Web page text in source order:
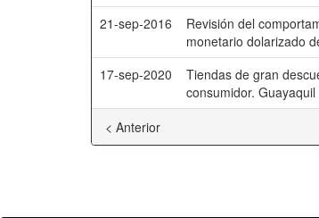
21-sep-2016
Revisión del
monetario dolarizado
17-sep-2020
Tiendas de gran
consumidor. Guayaquil
< Anterior